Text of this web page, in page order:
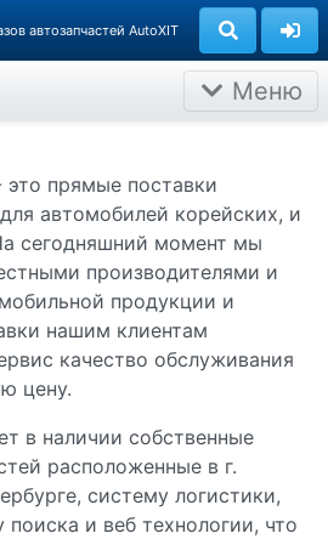
автозапчастей AutoXIT
Меню
прямые поставки
автомобилей корейских, и
сегодняшний момент мы
производителями и
продукции и
нашим клиентам
качество обслуживания
цену.
в наличии собственные
расположенные в г.
систему логистики,
и веб технологии, что